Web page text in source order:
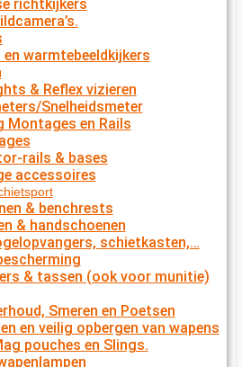
richtkijkers
warmtebeeldkijkers
& Reflex vizieren
Snelheidsmeter
Montages en Rails
rails & bases
accessoires
& benchrests
& handschoenen
schietkasten,…
& tassen (ook voor munitie)
Smeren en Poetsen
en veilig opbergen van wapens
pouches en Slings.